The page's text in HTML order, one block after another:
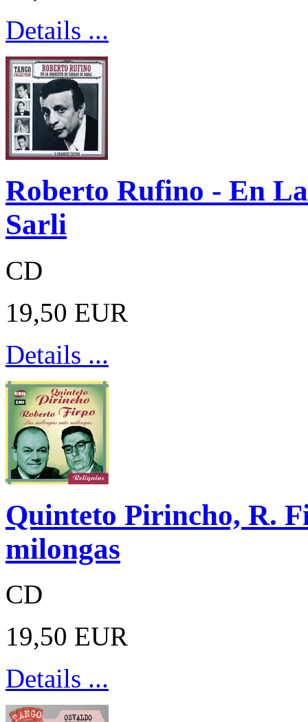
Details ...
Roberto Rufino - En
Sarli
CD
19,50 EUR
Details ...
Quinteto Pirincho, R.
milongas
CD
19,50 EUR
Details ...